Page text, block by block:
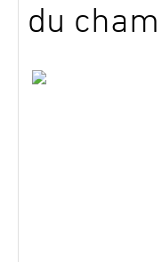
du